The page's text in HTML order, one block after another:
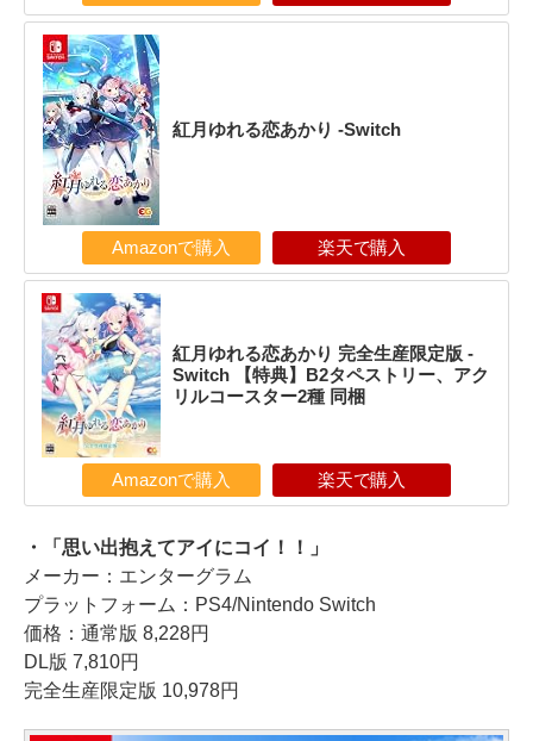
紅月ゆれる恋あかり -Switch
Amazonで購入 楽天で購入
紅月ゆれる恋あかり 完全生産限定版 -
Switch 【特典】B2タペストリー、アク
リルコースター2種 同梱
Amazonで購入 楽天で購入
・「思い出抱えてアイにコイ！！」
メーカー：エンターグラム
プラットフォーム：PS4/Nintendo Switch
価格：通常版 8,228円
DL版 7,810円
完全生産限定版 10,978円